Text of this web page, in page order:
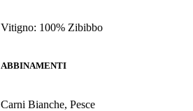
Vitigno: 100% Zibibbo
ABBINAMENTI
Carni Bianche, Pesce